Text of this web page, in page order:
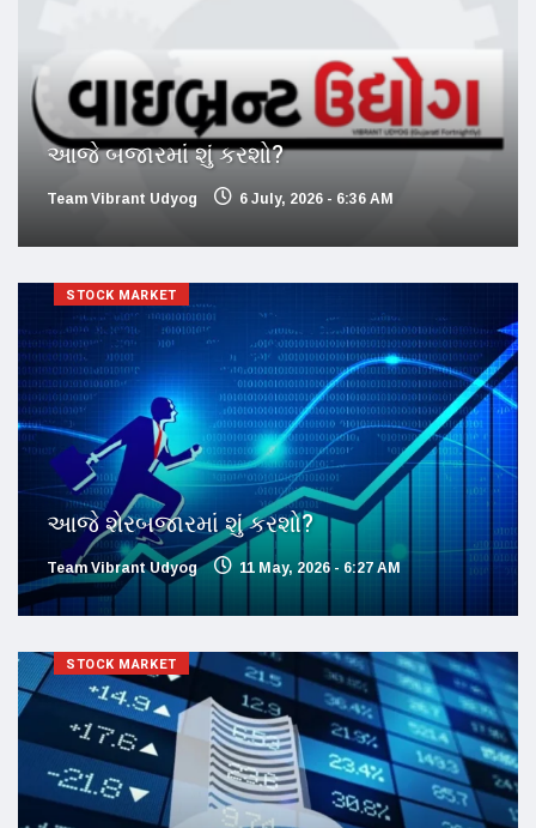
આજે બજારમાં શું કરશો?
Team Vibrant Udyog 6 July, 2026 - 6:36 AM
STOCK MARKET
આજે શેરબજારમાં શું કરશો?
Team Vibrant Udyog 11 May, 2026 - 6:27 AM
STOCK MARKET